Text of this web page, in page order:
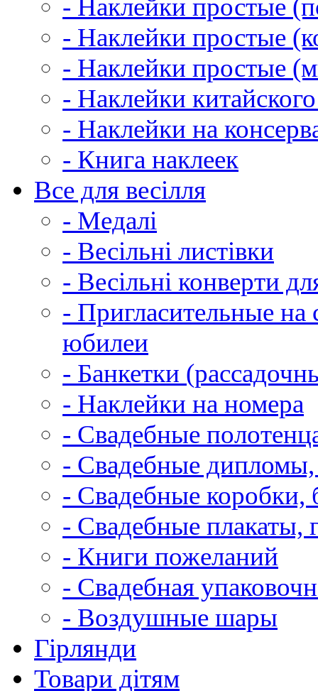
- Наклейки простые
- Наклейки простые
- Наклейки простые
- Наклейки
- Наклейки на
- Книга наклеек
Все для весілля
- Медалі
- Весільні листівки
- Весільні конверти
- Пригласительные на
юбилеи
- Банкетки
- Наклейки на номера
- Свадебные
- Свадебные
- Свадебные коробки,
- Свадебные плакаты,
- Книги пожеланий
- Свадебная
- Воздушные шары
Гірлянди
Товари дітям